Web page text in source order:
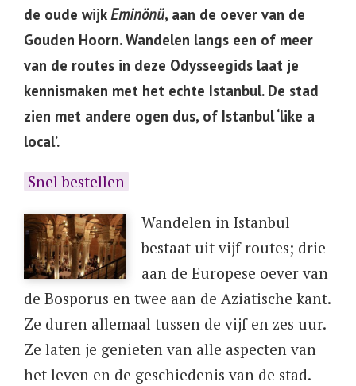
de oude wijkEminönü, aan de oever van de
Gouden Hoorn. Wandelen langs een of meer
van de routes in deze Odysseegids laat je
kennismaken met het echte Istanbul. De stad
zien met andere ogen dus, of Istanbul ‘like a
local’.
Snel bestellen
Wandelen in Istanbul
bestaat uit vijf routes; drie
aan de Europese oever van
de Bosporus en twee aan de Aziatische kant.
Ze duren allemaal tussen de vijf en zes uur.
Ze laten je genieten van alle aspecten van
het leven en de geschiedenis van de stad.